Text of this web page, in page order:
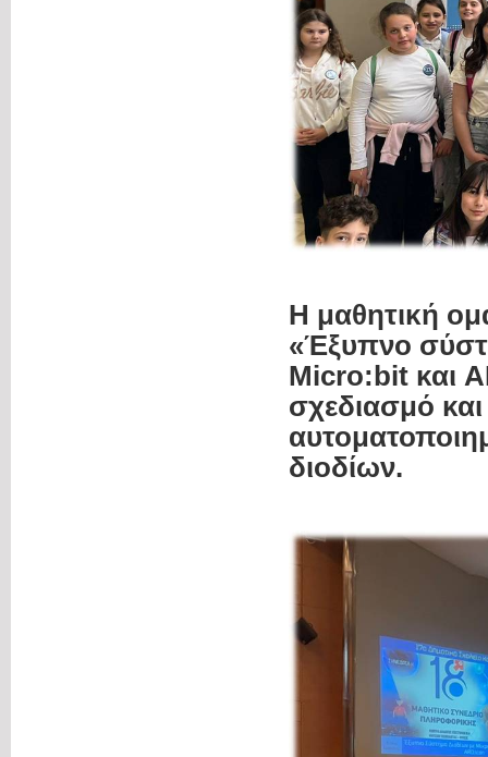
Η μαθητική
«Έξυπνο
Micro:bit και
σχεδιασμό
διοδίων.